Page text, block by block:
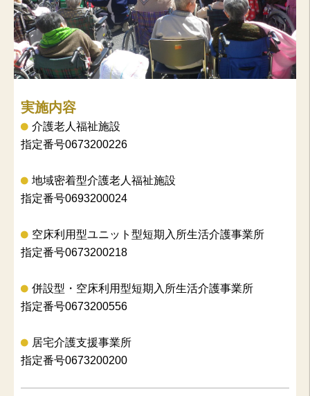
実施内容
介護老人福祉施設
指定番号0673200226
地域密着型介護老人福祉施設
指定番号0693200024
空床利用型ユニット型短期入所生活介護事業所
指定番号0673200218
併設型・空床利用型短期入所生活介護事業所
指定番号0673200556
居宅介護支援事業所
指定番号0673200200